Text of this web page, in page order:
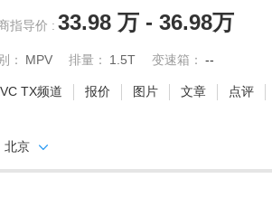
指导价 : 33.98 万 - 36.98万
： MPV 排量： 1.5T 变速箱： --
TX频道 报价 图片 文章 点评
北京